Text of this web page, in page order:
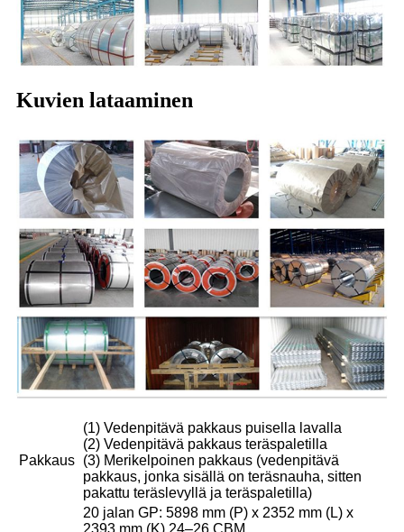
Kuvien lataaminen
Pakkaus
(1) Vedenpitävä pakkaus puisella lavalla
(2) Vedenpitävä pakkaus teräspaletilla
(3) Merikelpoinen pakkaus (vedenpitävä
pakkaus, jonka sisällä on teräsnauha, sitten
pakattu teräslevyllä ja teräspaletilla)
20 jalan GP: 5898 mm (P) x 2352 mm (L) x